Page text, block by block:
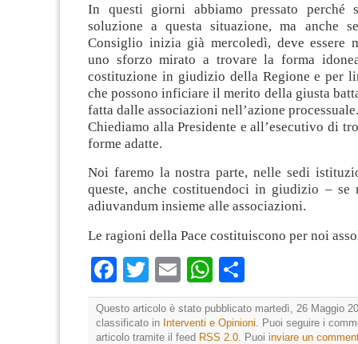
In questi giorni abbiamo pressato perché
soluzione a questa situazione, ma anche
Consiglio inizia già mercoledì, deve essere
uno sforzo mirato a trovare la forma
costituzione in giudizio della Regione e per
che possono inficiare il merito della giusta
fatta dalle associazioni nell’azione processuale.
Chiediamo alla Presidente e all’esecutivo di
forme adatte.
Noi faremo la nostra parte, nelle sedi
queste, anche costituendoci in giudizio – se
adiuvandum insieme alle associazioni.
Le ragioni della Pace costituiscono per noi
Facebook
TwitterEmailWhatsApp
Questo articolo è stato pubblicato martedì, 26 Maggio
classificato in Interventi e Opinioni . Puoi seguire i
articolo tramite il feed RSS 2.0 . Puoi inviare un